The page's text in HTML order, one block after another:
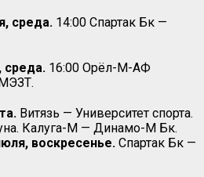
среда. 14:00 Спартак Бк —
среда. 16:00 Орёл-М-АФ
Витязь — Университет спорта.
Калуга-М — Динамо-М Бк.
воскресенье. Спартак Бк —